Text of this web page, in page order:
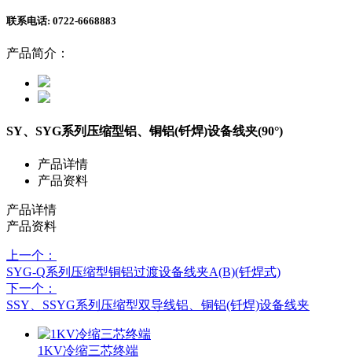
联系电话: 0722-6668883
产品简介：
SY、SYG系列压缩型铝、铜铝(钎焊)设备线夹(90°)
产品详情
产品资料
产品详情
产品资料
上一个：
SYG-Q系列压缩型铜铝过渡设备线夹A(B)(钎焊式)
下一个：
SSY、SSYG系列压缩型双导线铝、铜铝(钎焊)设备线夹
1KV冷缩三芯终端